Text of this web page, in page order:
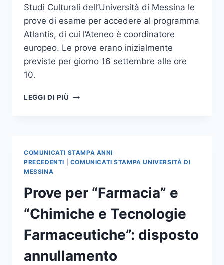
Studi Culturali dell’Università di Messina le
prove di esame per accedere al programma
Atlantis, di cui l’Ateneo è coordinatore
europeo. Le prove erano inizialmente
previste per giorno 16 settembre alle ore
10.
LEGGI DI PIÙ RINVIATE
PROVE
AL
PROGETTO
ATLANTIS
COMUNICATI STAMPA ANNI
PRECEDENTI
COMUNICATI STAMPA UNIVERSITÀ DI
MESSINA
Prove per “Farmacia” e
“Chimiche e Tecnologie
Farmaceutiche”: disposto
annullamento